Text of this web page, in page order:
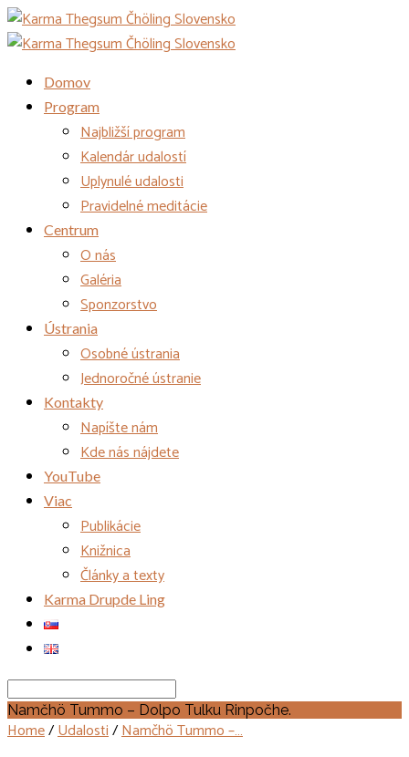
Domov
Program
Najbližší program
Kalendár udalostí
Uplynulé udalosti
Pravidelné meditácie
Centrum
O nás
Galéria
Sponzorstvo
Ústrania
Osobné ústrania
Jednoročné ústranie
Kontakty
Napíšte nám
Kde nás nájdete
YouTube
Viac
Publikácie
Knižnica
Články a texty
Karma Drupde Ling
Search
Namčhö Tummo – Dolpo Tulku Rinpočhe.
Home/Udalosti/Namčhö Tummo –…